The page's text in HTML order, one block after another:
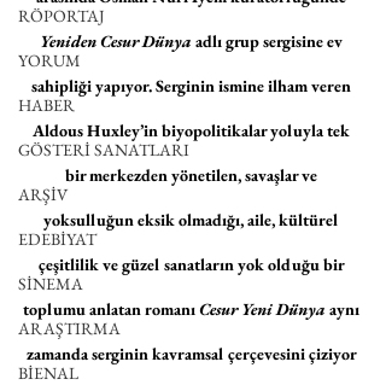
RÖPORTAJ
YORUM
HABER
GÖSTERİ SANATLARI
ARŞİV
EDEBİYAT
SİNEMA
ARAŞTIRMA
BİENAL
Yeniden Cesur Dünya adlı grup sergisine ev
sahipliği yapıyor. Serginin ismine ilham veren
Aldous Huxley’in biyopolitikalar yoluyla tek
bir merkezden yönetilen, savaşlar ve
yoksulluğun eksik olmadığı, aile, kültürel
çeşitlilik ve güzel sanatların yok olduğu bir
toplumu anlatan romanı Cesur Yeni Dünya aynı
zamanda serginin kavramsal çerçevesini çiziyor